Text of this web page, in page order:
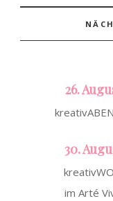
26.
30.
im Arté